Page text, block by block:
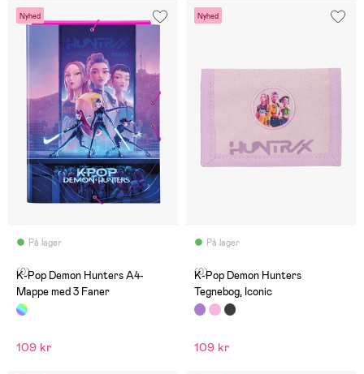
Nyhed
På lager
(0)
K-Pop Demon Hunters A4-
Mappe med 3 Faner
109 kr
Nyhed
På lager
(0)
K-Pop Demon Hunters
Tegnebog, Iconic
109 kr